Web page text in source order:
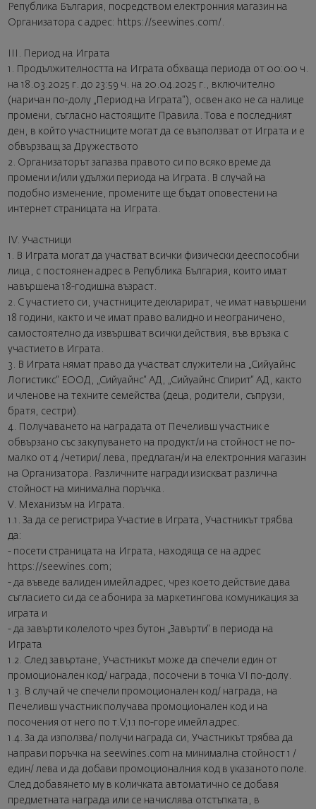
Република България, посредством електронния магазин на
Организатора с адрес: https://seewines.com/.
III. Период на Играта
1. Продължителността на Играта обхваща периода от 00:00 ч.
на 18.03.2025 г. до 23:59 ч. на 20.04.2025 г., включително
(наричан по-долу „Период на Играта“), освен ако не са налице
промени, съгласно настоящите Правила. Това е последният
ден, в който участниците могат да се възползват от Играта и е
обвързващ за Дружеството
2. Организаторът запазва правото си по всяко време да
промени и/или удължи периода на Играта. В случай на
подобно изменение, промените ще бъдат оповестени на
интернет страницата на Играта.
IV. Участници
1. В Играта могат да участват всички физически дееспособни
лица, с постоянен адрес в Република България, които имат
навършена 18-годишна възраст.
2. С участието си, участниците декларират, че имат навършени
18 години, както и че имат право валидно и неограничено,
самостоятелно да извършват всички действия, във връзка с
участието в Играта.
3. В Играта нямат право да участват служители на „Сийуайнс
Логистикс“ ЕООД, „Сийуайнс“ АД, „Сийуайнс Спирит“ АД, както
и членове на техните семейства (деца, родители, съпрузи,
братя, сестри).
4. Получаването на наградата от Печеливш участник е
обвързано със закупуването на продукт/и на стойност не по-
малко от 4 /четири/ лева, предлаган/и на електронния магазин
на Организатора. Различните награди изискват различна
стойност на минимална поръчка.
V. Механизъм на Играта.
1.1. За да се регистрира Участие в Играта, Участникът трябва
да:
- посети страницата на Играта, находяща се на адрес
https://seewines.com;
- да въведе валиден имейл адрес, чрез което действие дава
съгласието си да се абонира за маркетингова комуникация за
играта и
- да завърти колелото чрез бутон „Завърти“ в периода на
Играта
1.2. След завъртане, Участникът може да спечели един от
промоционален код/ награда, посочени в точка VI по-долу.
1.3. В случай че спечели промоционален код/ награда, на
Печеливш участник получава промоционален код и на
посочения от него по т.V,1.1 по-горе имейл адрес.
1.4. За да използва/ получи награда си, Участникът трябва да
направи поръчка на seewines.com на минимална стойност 1 /
един/ лева и да добави промоционалния код в указаното поле.
След добавянето му в количката автоматично се добавя
предметната награда или се начислява отстъпката, в